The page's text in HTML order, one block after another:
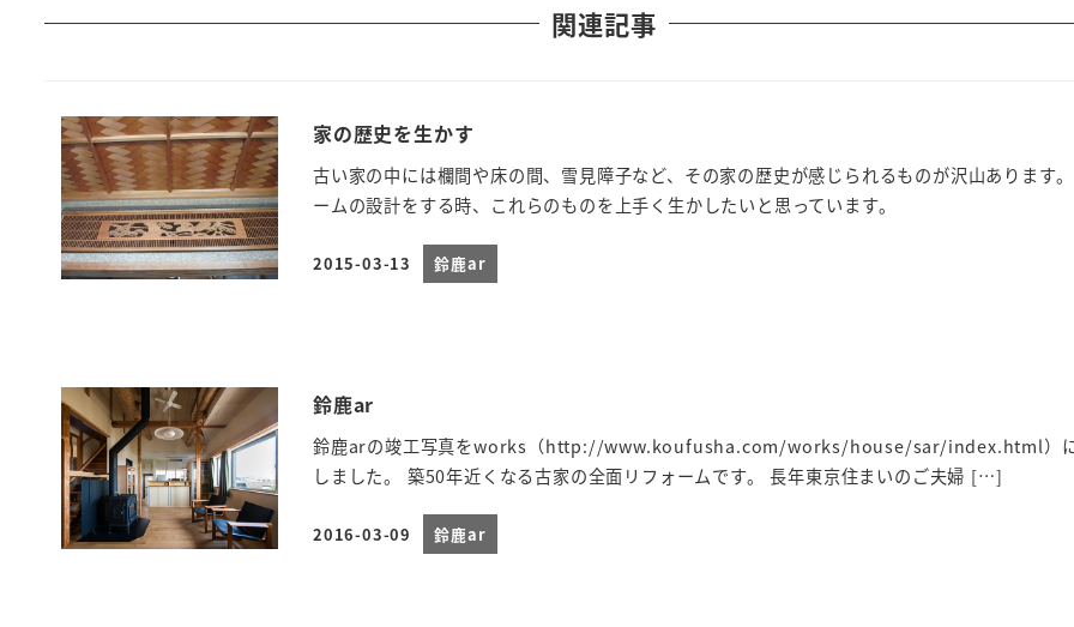
関連記事
家の歴史を生かす
古い家の中には欄間や床の間、雪見障子など、その家の歴史が感じられるものが沢山あります
ームの設計をする時、これらのものを上手く生かしたいと思っています。
投稿日
2015-03-13 鈴鹿ar
鈴鹿ar
鈴鹿arの竣工写真をworks（http://www.koufusha.com/works/house/sar/index.html）
しました。 築50年近くなる古家の全面リフォームです。 長年東京住まいのご夫婦 […]
投稿日
2016-03-09 鈴鹿ar